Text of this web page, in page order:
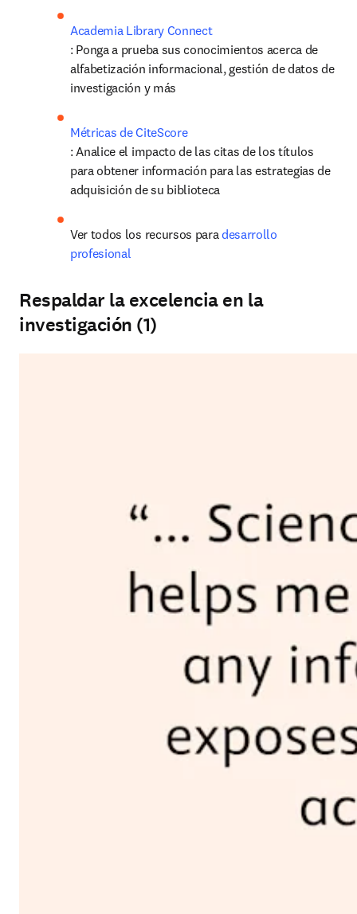
Academia Library Connect
: Ponga a prueba sus conocimientos acerca de
alfabetización informacional, gestión de datos de
investigación y más
Métricas de CiteScore
: Analice el impacto de las citas de los títulos
para obtener información para las estrategias de
adquisición de su biblioteca
Ver todos los recursos para desarrollo
profesional
Respaldar la excelencia en la
investigación (1)